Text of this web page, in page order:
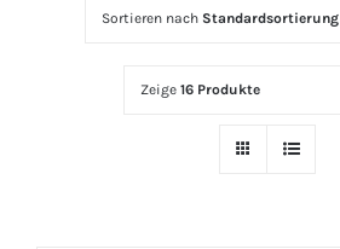
Sortieren nach Standardsortierung
Zeige 16 Produkte